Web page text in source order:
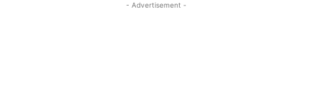
- Advertisement -